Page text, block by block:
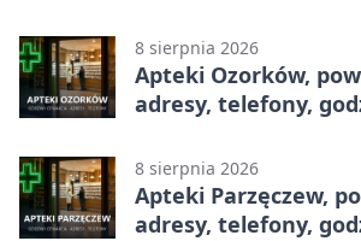
8 sierpnia 2026
Apteki Ozorków,
adresy, telefony,
8 sierpnia 2026
Apteki Parzęczew,
adresy, telefony,